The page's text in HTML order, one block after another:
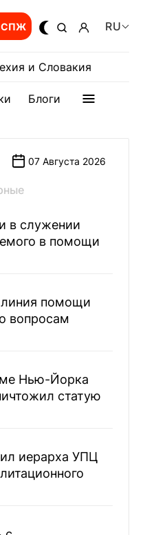
СПЖ RU
и Словакия
Блоги
07 Августа 2026
в служении
в помощи
линия помощи
вопросам
Нью-Йорка
статую
иерарха УПЦ